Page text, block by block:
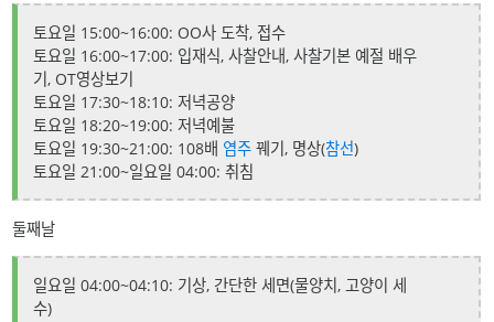
토요일 15:00~16:00: OO사 도착, 접수
토요일 16:00~17:00: 입재식, 사찰안내, 사찰기본 예절 배우
기, OT영상보기
토요일 17:30~18:10: 저녁공양
토요일 18:20~19:00: 저녁예불
토요일 19:30~21:00: 108배 염주 꿰기, 명상(참선)
토요일 21:00~일요일 04:00: 취침
둘째날
일요일 04:00~04:10: 기상, 간단한 세면(물양치, 고양이 세
수)